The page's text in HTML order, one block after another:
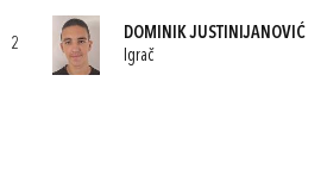
2
DOMINIK JUSTINIJANOVIĆ
Igrač